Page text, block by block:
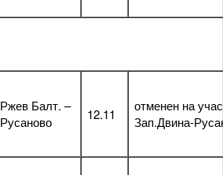
Ржев Балт. –
Русаново
12.11
отменен на
Зап.Двина-